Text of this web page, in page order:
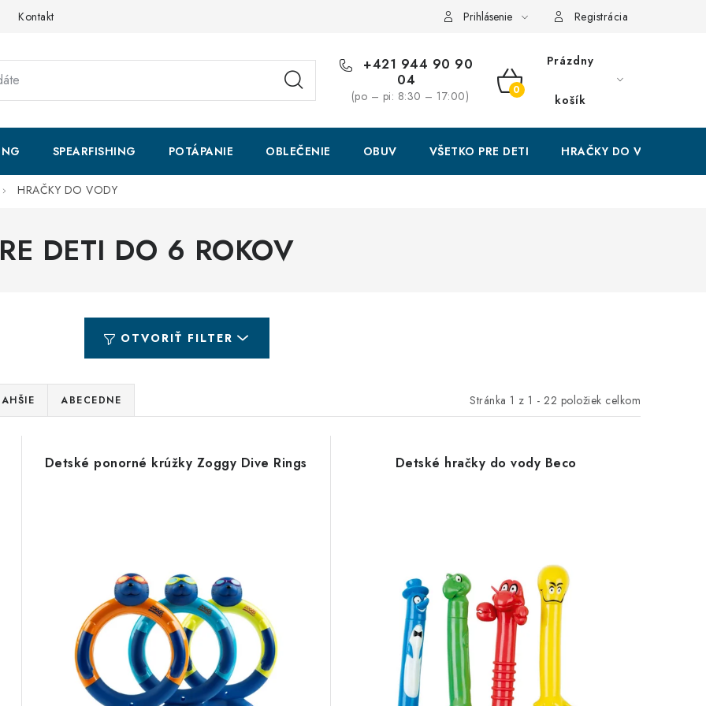
Kontakt Prihlásenie Registrácia
+421 944 90 90
04
(po – pi: 8:30 – 17:00)
NÁKUPNÝ
Prázdny
košík
SPEARFISHING POTÁPANIE OBLEČENIE OBUV VŠETKO PRE DETI HRAČKY DO VODY
HRAČKY DO VODY
DETI DO 6 ROKOV
OTVORIŤ FILTER
Stránka 1 z 1 - 22 položiek celkom
ABECEDNE
Detské ponorné krúžky Zoggy Dive Rings Detské hračky do vody Beco